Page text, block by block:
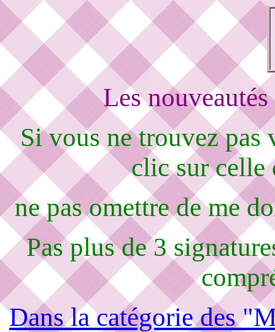
Les
Si vous ne trouvez pas
clic sur celle
ne pas omettre de me
Pas plus de 3
Dans la catégorie des